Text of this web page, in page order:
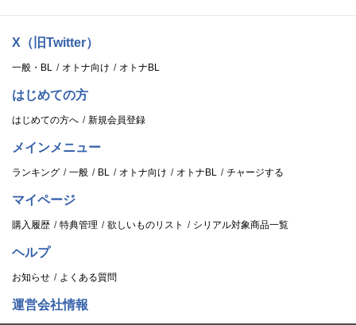
X（旧Twitter）
一般・BL オトナ向け オトナBL
はじめての方
はじめての方へ 新規会員登録
メインメニュー
ランキング 一般 BL オトナ向け オトナBL チャージする
マイページ
購入履歴 特典管理 欲しいものリスト シリアル対象商品一覧
ヘルプ
お知らせ よくある質問
運営会社情報